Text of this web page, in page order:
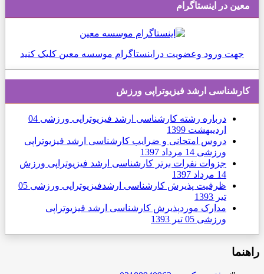
معین در اینستاگرام
جهت ورود وعضویت دراینستاگرام موسسه معین کلیک کنید
كارشناسی ارشد فیزیوتراپی ورزش
درباره رشته کارشناسی ارشد فیزیوتراپی ورزشی 04
ارديبهشت 1399
دروس امتحانی و ضرایب کارشناسی ارشد فیزیوتراپی
ورزشی 14 مرداد 1397
جزوات نفرات برتر کارشناسی ارشد فیزیوتراپی ورزش
14 مرداد 1397
ظرفیت پذیرش کارشناسی ارشدفیزیوتراپی ورزشی 05
تیر 1393
مدارک موردپذیرش کارشناسی ارشد فیزیوتراپی
ورزشی 05 تیر 1393
راهنما